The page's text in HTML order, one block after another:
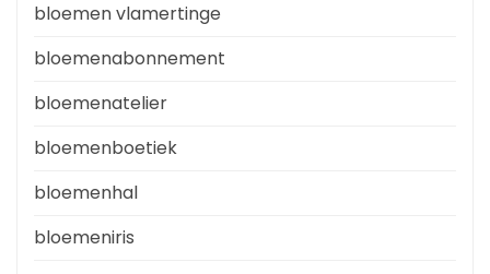
bloemen vlamertinge
bloemenabonnement
bloemenatelier
bloemenboetiek
bloemenhal
bloemeniris